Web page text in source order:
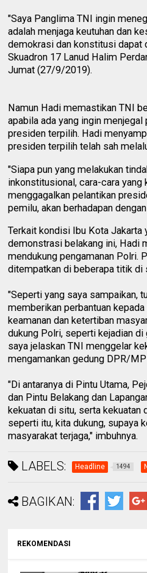
"Saya Panglima TNI ingin
adalah menjaga keutuhan dan
demokrasi dan konstitusi dapat
Skuadron 17 Lanud Halim
Jumat (27/9/2019).
Namun Hadi memastikan TNI
apabila ada yang ingin
presiden terpilih. Hadi
presiden terpilih telah sah
"Siapa pun yang melakukan
inkonstitusional, cara-cara yang
menggagalkan pelantikan
pemilu, akan berhadapan
Terkait kondisi Ibu Kota Jakarta
demonstrasi belakang ini, Hadi
mendukung pengamanan Polri.
ditempatkan di beberapa titik di
"Seperti yang saya sampaikan,
memberikan perbantuan
keamanan dan ketertiban
dukung Polri, seperti kejadian
saya jelaskan TNI menggelar
mengamankan gedung DPR/
"Di antaranya di Pintu Utama,
dan Pintu Belakang dan
kekuatan di situ, serta kekuatan
seperti itu, kita dukung, supaya
masyarakat terjaga," imbuhnya.
LABELS: Headline 1494
BAGIKAN:
REKOMENDASI